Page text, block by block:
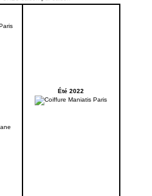
Été 2022